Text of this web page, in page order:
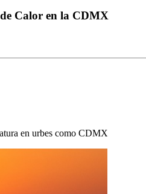
Calor en la CDMX
en urbes como CDMX